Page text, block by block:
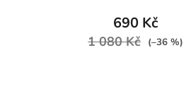
690 Kč
1 080 Kč (–36 %)